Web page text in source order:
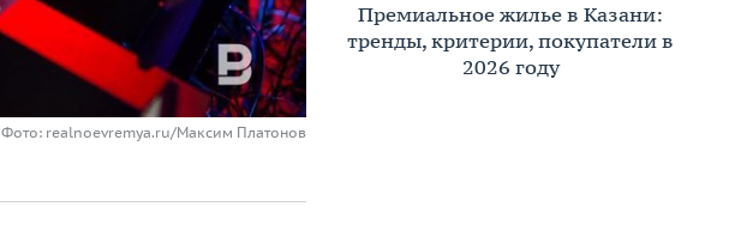
Фото: realnoevremya.ru/Максим Платонов
Премиальное жилье в Казани:
тренды, критерии, покупатели в
2026 году